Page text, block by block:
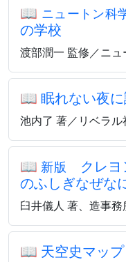
📖 ニュートン科
の学校
渡部潤一 監修／ニュ
📖 眠れない夜
池内了 著／リベラル
📖 新版
クレヨ
のふしぎなぜな
臼井儀人 著、造事
📖 天空史マッ